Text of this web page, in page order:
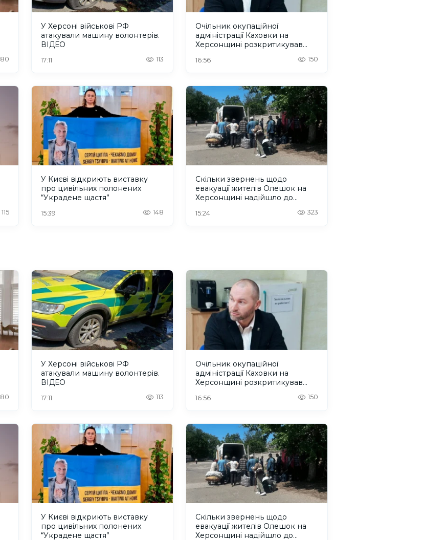
80
У Херсоні військові РФ
атакували машину волонтерів.
ВІДЕО
17:11 113
Очільник окупаційної
адміністрації Каховки на
Херсонщині розкритикував
територій
16:56 150
115
У Києві відкриють виставку
про цивільних полонених
“Украдене щастя”
15:39 148
Скільки звернень щодо
евакуації жителів Олешок на
Херсонщині надійшло до
15:24 323
80
У Херсоні військові РФ
атакували машину волонтерів.
ВІДЕО
17:11 113
Очільник окупаційної
адміністрації Каховки на
Херсонщині розкритикував
територій
16:56 150
У Києві відкриють виставку
про цивільних полонених
“Украдене щастя”
Скільки звернень щодо
евакуації жителів Олешок на
Херсонщині надійшло до